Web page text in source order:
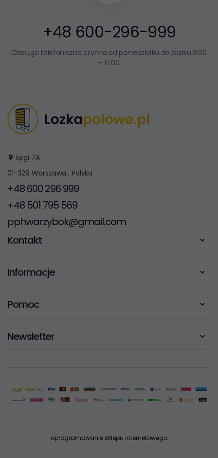
+48 600-296-999
Obsługa telefoniczna czynna od poniedziałku do piątku 9:00
- 17:00
Łęgi 7A
01-329 Warszawa , Polska
+48 600 296 999
+48 501 795 569
pphwarzybok@gmail.com
Kontakt
Informacje
Pomoc
Newsletter
oprogramowanie sklepu internetowego